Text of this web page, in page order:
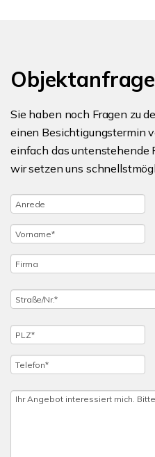
Objektanfrage
Sie haben noch Fragen zu
einen Besichtigungstermin
einfach das untenstehende
wir setzen uns